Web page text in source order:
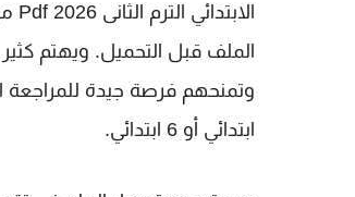
الابتدائي الترم الثانى 2026 Pdf
الملف قبل التحميل. ويهتم
وتمنحهم فرصة جيدة
ابتدائي أو 6 ابتدائي .